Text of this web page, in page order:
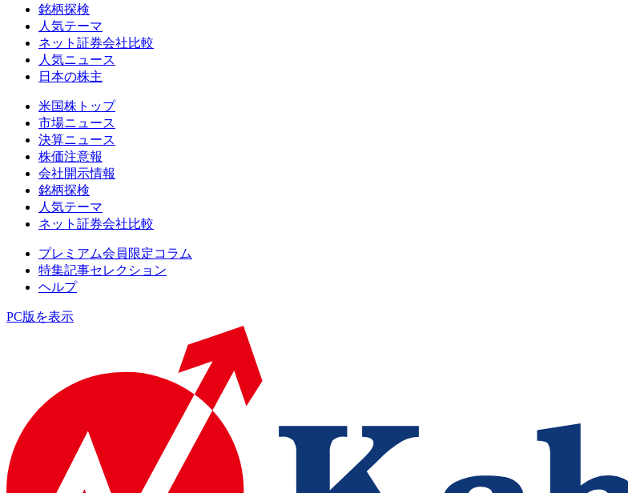
銘柄探検
人気テーマ
ネット証券会社比較
人気ニュース
日本の株主
米国株トップ
市場ニュース
決算ニュース
株価注意報
会社開示情報
銘柄探検
人気テーマ
ネット証券会社比較
プレミアム会員限定コラム
特集記事セレクション
ヘルプ
PC版を表示